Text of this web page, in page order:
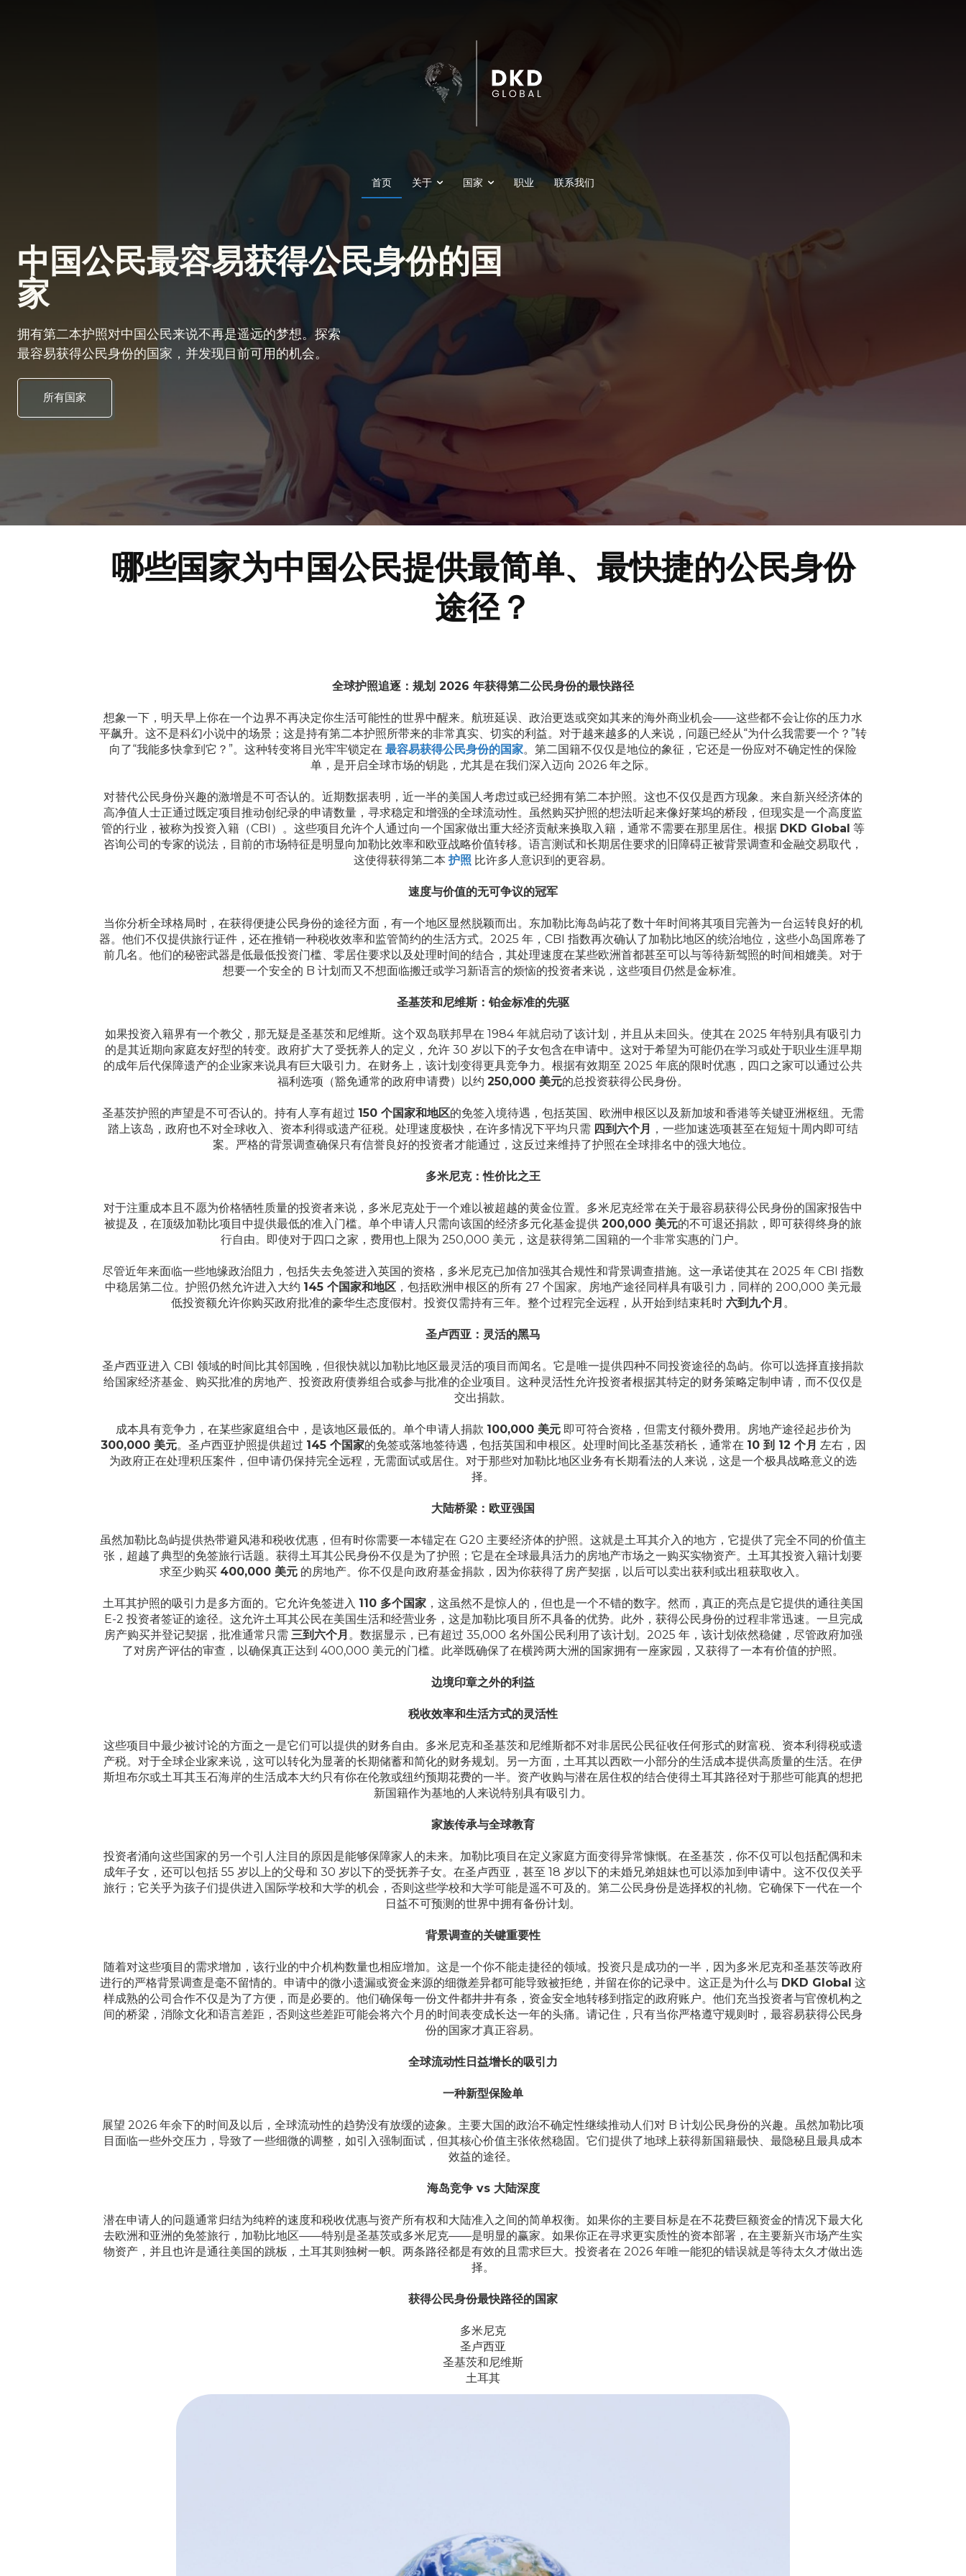
首页 关于 国家 职业 联系我们
中国公民最容易获得公民身份的国
家
拥有第二本护照对中国公民来说不再是遥远的梦想。探索
最容易获得公民身份的国家，并发现目前可用的机会。
所有国家
哪些国家为中国公民提供最简单、最快捷的公民身份
途径？
全球护照追逐：规划 2026 年获得第二公民身份的最快路径
想象一下，明天早上你在一个边界不再决定你生活可能性的世界中醒来。航班延误、政治更迭或突如其来的海外商业机会——这些都不会让你的压力水
平飙升。这不是科幻小说中的场景；这是持有第二本护照所带来的非常真实、切实的利益。对于越来越多的人来说，问题已经从“为什么我需要一个？”转
向了“我能多快拿到它？”。这种转变将目光牢牢锁定在 最容易获得公民身份的国家。第二国籍不仅仅是地位的象征，它还是一份应对不确定性的保险
单，是开启全球市场的钥匙，尤其是在我们深入迈向 2026 年之际。
对替代公民身份兴趣的激增是不可否认的。近期数据表明，近一半的美国人考虑过或已经拥有第二本护照。这也不仅仅是西方现象。来自新兴经济体的
高净值人士正通过既定项目推动创纪录的申请数量，寻求稳定和增强的全球流动性。虽然购买护照的想法听起来像好莱坞的桥段，但现实是一个高度监
管的行业，被称为投资入籍（CBI）。这些项目允许个人通过向一个国家做出重大经济贡献来换取入籍，通常不需要在那里居住。根据 DKD Global 等
咨询公司的专家的说法，目前的市场特征是明显向加勒比效率和欧亚战略价值转移。语言测试和长期居住要求的旧障碍正被背景调查和金融交易取代，
这使得获得第二本 护照 比许多人意识到的更容易。
速度与价值的无可争议的冠军
当你分析全球格局时，在获得便捷公民身份的途径方面，有一个地区显然脱颖而出。东加勒比海岛屿花了数十年时间将其项目完善为一台运转良好的机
器。他们不仅提供旅行证件，还在推销一种税收效率和监管简约的生活方式。2025 年，CBI 指数再次确认了加勒比地区的统治地位，这些小岛国席卷了
前几名。他们的秘密武器是低最低投资门槛、零居住要求以及处理时间的结合，其处理速度在某些欧洲首都甚至可以与等待新驾照的时间相媲美。对于
想要一个安全的 B 计划而又不想面临搬迁或学习新语言的烦恼的投资者来说，这些项目仍然是金标准。
圣基茨和尼维斯：铂金标准的先驱
如果投资入籍界有一个教父，那无疑是圣基茨和尼维斯。这个双岛联邦早在 1984 年就启动了该计划，并且从未回头。使其在 2025 年特别具有吸引力
的是其近期向家庭友好型的转变。政府扩大了受抚养人的定义，允许 30 岁以下的子女包含在申请中。这对于希望为可能仍在学习或处于职业生涯早期
的成年后代保障遗产的企业家来说具有巨大吸引力。在财务上，该计划变得更具竞争力。根据有效期至 2025 年底的限时优惠，四口之家可以通过公共
福利选项（豁免通常的政府申请费）以约 250,000 美元的总投资获得公民身份。
圣基茨护照的声望是不可否认的。持有人享有超过 150 个国家和地区的免签入境待遇，包括英国、欧洲申根区以及新加坡和香港等关键亚洲枢纽。无需
踏上该岛，政府也不对全球收入、资本利得或遗产征税。处理速度极快，在许多情况下平均只需 四到六个月 ，一些加速选项甚至在短短十周内即可结
案。严格的背景调查确保只有信誉良好的投资者才能通过，这反过来维持了护照在全球排名中的强大地位。
多米尼克：性价比之王
对于注重成本且不愿为价格牺牲质量的投资者来说，多米尼克处于一个难以被超越的黄金位置。多米尼克经常在关于最容易获得公民身份的国家报告中
被提及，在顶级加勒比项目中提供最低的准入门槛。单个申请人只需向该国的经济多元化基金提供 200,000 美元的不可退还捐款，即可获得终身的旅
行自由。即使对于四口之家，费用也上限为 250,000 美元，这是获得第二国籍的一个非常实惠的门户。
尽管近年来面临一些地缘政治阻力，包括失去免签进入英国的资格，多米尼克已加倍加强其合规性和背景调查措施。这一承诺使其在 2025 年 CBI 指数
中稳居第二位。护照仍然允许进入大约 145 个国家和地区，包括欧洲申根区的所有 27 个国家。房地产途径同样具有吸引力，同样的 200,000 美元最
低投资额允许你购买政府批准的豪华生态度假村。投资仅需持有三年。整个过程完全远程，从开始到结束耗时 六到九个月 。
圣卢西亚：灵活的黑马
圣卢西亚进入 CBI 领域的时间比其邻国晚，但很快就以加勒比地区最灵活的项目而闻名。它是唯一提供四种不同投资途径的岛屿。你可以选择直接捐款
给国家经济基金、购买批准的房地产、投资政府债券组合或参与批准的企业项目。这种灵活性允许投资者根据其特定的财务策略定制申请，而不仅仅是
交出捐款。
成本具有竞争力，在某些家庭组合中，是该地区最低的。单个申请人捐款 100,000 美元即可符合资格，但需支付额外费用。房地产途径起步价为
300,000 美元。圣卢西亚护照提供超过 145 个国家的免签或落地签待遇，包括英国和申根区。处理时间比圣基茨稍长，通常在 10 到 12 个月 左右，因
为政府正在处理积压案件，但申请仍保持完全远程，无需面试或居住。对于那些对加勒比地区业务有长期看法的人来说，这是一个极具战略意义的选
择。
大陆桥梁：欧亚强国
虽然加勒比岛屿提供热带避风港和税收优惠，但有时你需要一本锚定在 G20 主要经济体的护照。这就是土耳其介入的地方，它提供了完全不同的价值主
张，超越了典型的免签旅行话题。获得土耳其公民身份不仅是为了护照；它是在全球最具活力的房地产市场之一购买实物资产。土耳其投资入籍计划要
求至少购买 400,000 美元 的房地产。你不仅是向政府基金捐款，因为你获得了房产契据，以后可以卖出获利或出租获取收入。
土耳其护照的吸引力是多方面的。它允许免签进入 110 多个国家 ，这虽然不是惊人的，但也是一个不错的数字。然而，真正的亮点是它提供的通往美国
E-2 投资者签证的途径。这允许土耳其公民在美国生活和经营业务，这是加勒比项目所不具备的优势。此外，获得公民身份的过程非常迅速。一旦完成
房产购买并登记契据，批准通常只需 三到六个月 。数据显示，已有超过 35,000 名外国公民利用了该计划。2025 年，该计划依然稳健，尽管政府加强
了对房产评估的审查，以确保真正达到 400,000 美元的门槛。此举既确保了在横跨两大洲的国家拥有一座家园，又获得了一本有价值的护照。
边境印章之外的利益
税收效率和生活方式的灵活性
这些项目中最少被讨论的方面之一是它们可以提供的财务自由。多米尼克和圣基茨和尼维斯都不对非居民公民征收任何形式的财富税、资本利得税或遗
产税。对于全球企业家来说，这可以转化为显著的长期储蓄和简化的财务规划。另一方面，土耳其以西欧一小部分的生活成本提供高质量的生活。在伊
斯坦布尔或土耳其玉石海岸的生活成本大约只有你在伦敦或纽约预期花费的一半。资产收购与潜在居住权的结合使得土耳其路径对于那些可能真的想把
新国籍作为基地的人来说特别具有吸引力。
家族传承与全球教育
投资者涌向这些国家的另一个引人注目的原因是能够保障家人的未来。加勒比项目在定义家庭方面变得异常慷慨。在圣基茨，你不仅可以包括配偶和未
成年子女，还可以包括 55 岁以上的父母和 30 岁以下的受抚养子女。在圣卢西亚，甚至 18 岁以下的未婚兄弟姐妹也可以添加到申请中。这不仅仅关乎
旅行；它关乎为孩子们提供进入国际学校和大学的机会，否则这些学校和大学可能是遥不可及的。第二公民身份是选择权的礼物。它确保下一代在一个
日益不可预测的世界中拥有备份计划。
背景调查的关键重要性
随着对这些项目的需求增加，该行业的中介机构数量也相应增加。这是一个你不能走捷径的领域。投资只是成功的一半，因为多米尼克和圣基茨等政府
进行的严格背景调查是毫不留情的。申请中的微小遗漏或资金来源的细微差异都可能导致被拒绝，并留在你的记录中。这正是为什么与 DKD Global 这
样成熟的公司合作不仅是为了方便，而是必要的。他们确保每一份文件都井井有条，资金安全地转移到指定的政府账户。他们充当投资者与官僚机构之
间的桥梁，消除文化和语言差距，否则这些差距可能会将六个月的时间表变成长达一年的头痛。请记住，只有当你严格遵守规则时，最容易获得公民身
份的国家才真正容易。
全球流动性日益增长的吸引力
一种新型保险单
展望 2026 年余下的时间及以后，全球流动性的趋势没有放缓的迹象。主要大国的政治不确定性继续推动人们对 B 计划公民身份的兴趣。虽然加勒比项
目面临一些外交压力，导致了一些细微的调整，如引入强制面试，但其核心价值主张依然稳固。它们提供了地球上获得新国籍最快、最隐秘且最具成本
效益的途径。
海岛竞争 vs 大陆深度
潜在申请人的问题通常归结为纯粹的速度和税收优惠与资产所有权和大陆准入之间的简单权衡。如果你的主要目标是在不花费巨额资金的情况下最大化
去欧洲和亚洲的免签旅行，加勒比地区——特别是圣基茨或多米尼克——是明显的赢家。如果你正在寻求更实质性的资本部署，在主要新兴市场产生实
物资产，并且也许是通往美国的跳板，土耳其则独树一帜。两条路径都是有效的且需求巨大。投资者在 2026 年唯一能犯的错误就是等待太久才做出选
择。
获得公民身份最快路径的国家
多米尼克
圣卢西亚
圣基茨和尼维斯
土耳其